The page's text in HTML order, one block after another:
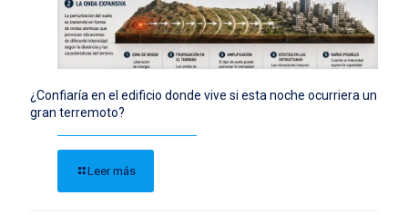
¿Confiaría en el edificio donde vive si esta noche ocurriera un
gran terremoto?
Leer más